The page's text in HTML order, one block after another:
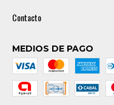
Contacto
MEDIOS DE PAGO